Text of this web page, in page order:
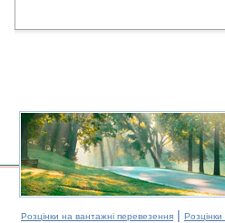
Розцінки на вантажні перевезення |